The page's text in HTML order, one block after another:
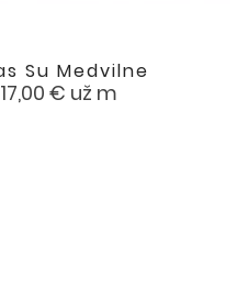
Su Medvilne
Kaina
17,00 € už m
